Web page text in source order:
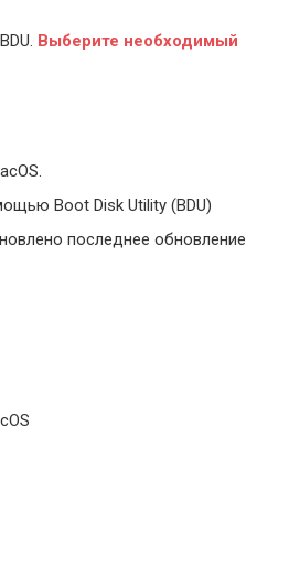
Выберите необходимый
Boot Disk Utility (BDU)
последнее обновление